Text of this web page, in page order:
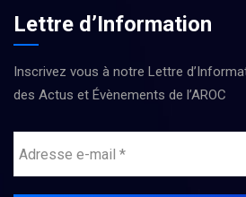
Lettre d’Information
Inscrivez vous à notre Lettre
des Actus et Évènements de l’AROC